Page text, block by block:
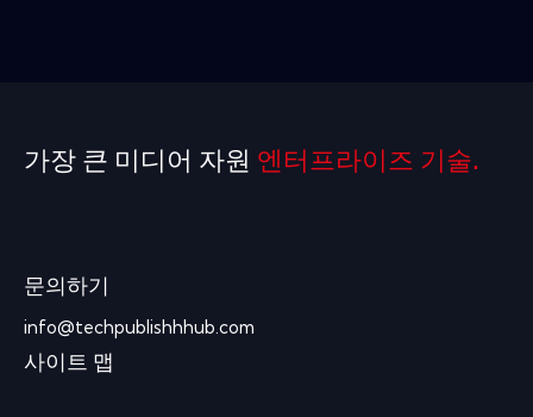
가장 큰 미디어 자원 엔터프라이즈 기술.
문의하기
info@techpublishhhub.com
사이트 맵